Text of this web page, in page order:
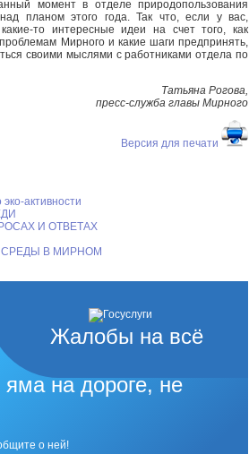
момент в отделе природопользования
планом этого года. Так что, если у вас,
то интересные идеи на счет того, как
Мирного и какие шаги предпринять,
своими мыслями с работниками отдела по
Татьяна Рогова,
пресс-служба главы Мирного
Версия для печати
активности
И ОТВЕТАХ
В МИРНОМ
Жалобы на всё
на дороге, не
о ней!